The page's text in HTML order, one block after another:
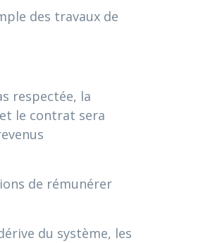
des travaux de
respectée, la
le contrat sera
de rémunérer
du système, les